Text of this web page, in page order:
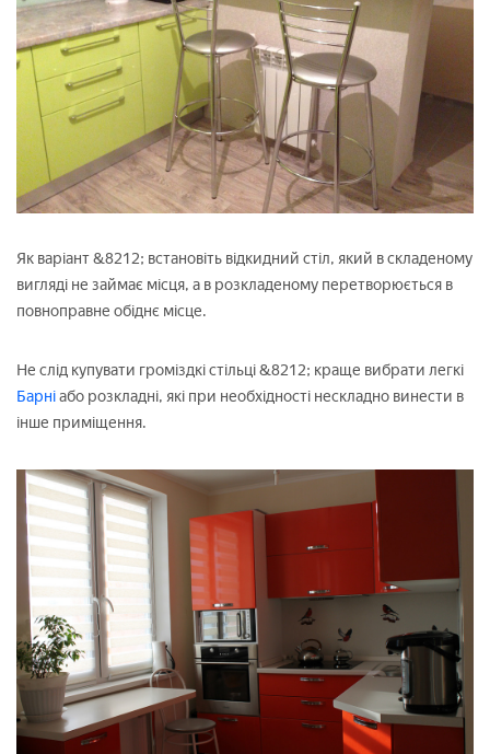
Як варіант &8212; встановіть відкидний стіл, який в складеному
вигляді не займає місця, а в розкладеному перетворюється в
повноправне обіднє місце.
Не слід купувати громіздкі стільці &8212; краще вибрати легкі
Барніабо розкладні, які при необхідності нескладно винести в
інше приміщення.